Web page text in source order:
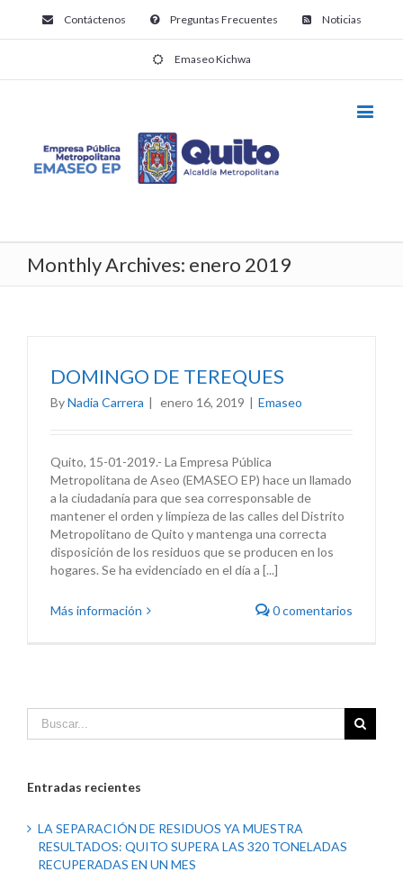
Contáctenos Preguntas Frecuentes Noticias
Emaseo Kichwa
Monthly Archives: enero 2019
DOMINGO DE TEREQUES
ByNadia Carrera | enero 16, 2019 | Emaseo
Quito, 15-01-2019.- La Empresa Pública
Metropolitana de Aseo (EMASEO EP) hace un llamado
a la ciudadanía para que sea corresponsable de
mantener el orden y limpieza de las calles del Distrito
Metropolitano de Quito y mantenga una correcta
disposición de los residuos que se producen en los
hogares. Se ha evidenciado en el día a [...]
Más información 0 comentarios
Entradas recientes
LA SEPARACIÓN DE RESIDUOS YA MUESTRA
RESULTADOS: QUITO SUPERA LAS 320 TONELADAS
RECUPERADAS EN UN MES